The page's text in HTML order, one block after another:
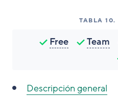
TABLA 10.
Free Team
Descripción general